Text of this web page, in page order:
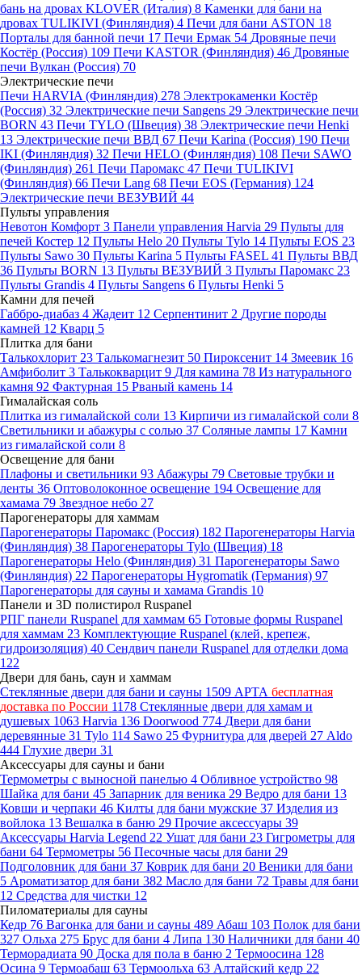
бань на дровах KLOVER (Италия) 8 Каменки для бани на
дровах TULIKIVI (Финляндия) 4 Печи для бани ASTON 18
Порталы для банной печи 17 Печи Ермак 54 Дровяные печи
Костёр (Россия) 109 Печи KASTOR (Финляндия) 46 Дровяные
печи Вулкан (Россия) 70
Электрические печи
Печи HARVIA (Финляндия) 278 Электрокаменки Костёр
(Россия) 32 Электрические печи Sangens 29 Электрические печи
BORN 43 Печи TYLO (Швеция) 38 Электрические печи Henki
13 Электрические печи ВВД 67 Печи Karina (Россия) 190 Печи
IKI (Финляндия) 32 Печи HELO (Финляндия) 108 Печи SAWO
(Финляндия) 261 Печи Паромакс 47 Печи TULIKIVI
(Финляндия) 66 Печи Lang 68 Печи EOS (Германия) 124
Электрические печи ВЕЗУВИЙ 44
Пульты управления
Невотон Комфорт 3 Панели управления Harvia 29 Пульты для
печей Костер 12 Пульты Helo 20 Пульты Tylo 14 Пульты EOS 23
Пульты Sawo 30 Пульты Karina 5 Пульты FASEL 41 Пульты ВВД
36 Пульты BORN 13 Пульты ВЕЗУВИЙ 3 Пульты Паромакс 23
Пульты Grandis 4 Пульты Sangens 6 Пульты Henki 5
Камни для печей
Габбро-диабаз 4 Жадеит 12 Серпентинит 2 Другие породы
камней 12 Кварц 5
Плитка для бани
Талькохлорит 23 Талькомагнезит 50 Пироксенит 14 Змеевик 16
Амфиболит 3 Талькокварцит 9 Для камина 78 Из натурального
камня 92 Фактурная 15 Рваный камень 14
Гималайская соль
Плитка из гималайской соли 13 Кирпичи из гималайской соли 8
Светильники и абажуры с солью 37 Соляные лампы 17 Камни
из гималайской соли 8
Освещение для бани
Плафоны и светильники 93 Абажуры 79 Световые трубки и
ленты 36 Оптоволоконное освещение 194 Освещение для
хамама 79 Звездное небо 27
Парогенераторы для хаммам
Парогенераторы Паромакс (Россия) 182 Парогенераторы Harvia
(Финляндия) 38 Парогенераторы Tylo (Швеция) 18
Парогенераторы Helo (Финляндия) 31 Парогенераторы Sawo
(Финляндия) 22 Парогенераторы Hygromatik (Германия) 97
Парогенераторы для сауны и хамама Grandis 10
Панели и 3D полистирол Ruspanel
РПГ панели Ruspanel для хаммам 65 Готовые формы Ruspanel
для хаммам 23 Комплектующие Ruspanel (клей, крепеж,
гидроизоляция) 40 Сендвич панели Ruspanel для отделки дома
122
Двери для бань, саун и хаммам
Стеклянные двери для бани и сауны 1509 АРТА бесплатная
доставка по России 1178 Стеклянные двери для хамам и
душевых 1063 Harvia 136 Doorwood 774 Двери для бани
деревянные 31 Tylo 114 Sawo 25 Фурнитура для дверей 27 Aldo
444 Глухие двери 31
Аксессуары для сауны и бани
Термометры с выносной панелью 4 Обливное устройство 98
Шайка для бани 45 Запарник для веника 29 Ведро для бани 13
Ковши и черпаки 46 Килты для бани мужские 37 Изделия из
войлока 13 Вешалка в баню 29 Прочие аксессуары 39
Аксессуары Harvia Legend 22 Ушат для бани 23 Гигрометры для
бани 64 Термометры 56 Песочные часы для бани 29
Подголовник для бани 37 Коврик для бани 20 Веники для бани
5 Ароматизатор для бани 382 Масло для бани 72 Травы для бани
12 Средства для чистки 12
Пиломатериалы для сауны
Кедр 76 Вагонка для бани и сауны 489 Абаш 103 Полок для бани
327 Ольха 275 Брус для бани 4 Липа 130 Наличники для бани 40
Терморадиата 90 Доска для пола в баню 2 Термоосина 128
Осина 9 Термоабаш 63 Термоольха 63 Алтайский кедр 22